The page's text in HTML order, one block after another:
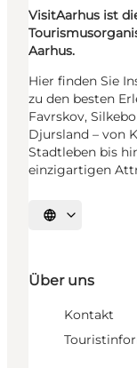
VisitAarhus ist
Aarhus.
Hier finden Sie
zu den besten
Favrskov,
Djursland – von
Stadtleben bis
einzigartigen
Sprache
Über uns
Kontakt